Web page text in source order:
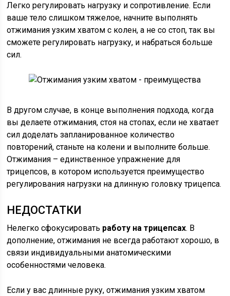
Легко регулировать нагрузку и сопротивление. Если
ваше тело слишком тяжелое, начните выполнять
отжимания узким хватом с колен, а не со стоп, так вы
сможете регулировать нагрузку, и набраться больше
сил.
В другом случае, в конце выполнения подхода, когда
вы делаете отжимания, стоя на стопах, если не хватает
сил доделать запланированное количество
повторений, станьте на колени и выполните больше.
Отжимания – единственное упражнение для
трицепсов, в котором используется преимущество
регулирования нагрузки на длинную головку трицепса.
НЕДОСТАТКИ
Нелегко сфокусировать работу на трицепсах. В
дополнение, отжимания не всегда работают хорошо, в
связи индивидуальными анатомическими
особенностями человека.
Если у вас длинные руку, отжимания узким хватом